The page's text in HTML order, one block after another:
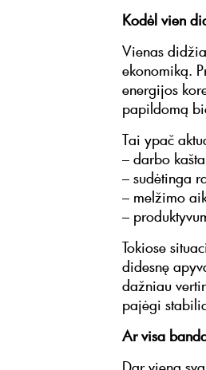
Kodėl vien
Vienas
ekonomiką.
energijos
papildomą
Tai ypač
– darbo
– sudėtinga
– melžimo
–
Tokiose
didesnę
dažniau
pajėgi
Ar visa